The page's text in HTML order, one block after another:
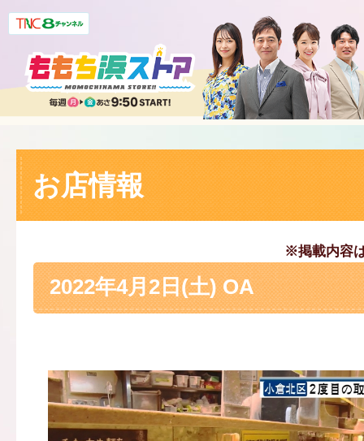
お店情報
※掲載内容
2022年4月2日(土) OA